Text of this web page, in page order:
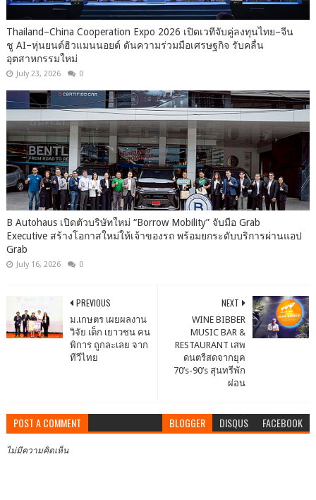
Thailand–China Cooperation Expo 2026 เปิดเวทีจับคู่ลงทุนไทย–จีน
ชู AI–หุ่นยนต์ฮิวแมนนอยด์ ดันความร่วมมือเศรษฐกิจ รับคลื่น
อุตสาหกรรมใหม่
July 23, 2026 0
B Autohaus เปิดตัวบริษัทใหม่ “Borrow Mobility” จับมือ Grab
Executive สร้างโอกาสใหม่ให้เจ้าของรถ พร้อมยกระดับบริการผ่านแอป
Grab
July 16, 2026 0
NEXT
WINE BIBBER
MUSIC BAR &
RESTAURANT เสพ
ดนตรีสดจากยุค
70’s-90’s สุนทรีพัก
ผ่อน
PREVIOUS
ม.เกษตร เผยผลงาน
วิจัย เด็ก เยาวชน คน
พิการ ถูกละเลย จาก
ทีวีไทย
POST A COMMENT BLOGGER DISQUS FACEBOOK
ไม่มีความคิดเห็น